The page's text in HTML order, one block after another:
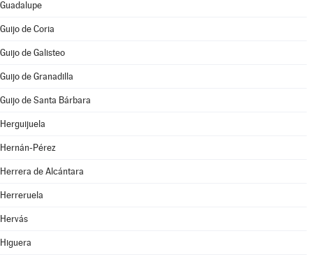
Guadalupe
Guijo de Coria
Guijo de Galisteo
Guijo de Granadilla
Guijo de Santa Bárbara
Herguijuela
Hernán-Pérez
Herrera de Alcántara
Herreruela
Hervás
Higuera